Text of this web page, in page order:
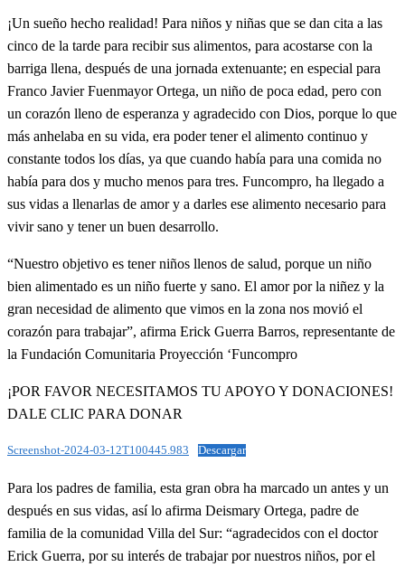
¡Un sueño hecho realidad! Para niños y niñas que se dan cita a las
cinco de la tarde para recibir sus alimentos, para acostarse con la
barriga llena, después de una jornada extenuante; en especial para
Franco Javier Fuenmayor Ortega, un niño de poca edad, pero con
un corazón lleno de esperanza y agradecido con Dios, porque lo que
más anhelaba en su vida, era poder tener el alimento continuo y
constante todos los días, ya que cuando había para una comida no
había para dos y mucho menos para tres. Funcompro, ha llegado a
sus vidas a llenarlas de amor y a darles ese alimento necesario para
vivir sano y tener un buen desarrollo.
“Nuestro objetivo es tener niños llenos de salud, porque un niño
bien alimentado es un niño fuerte y sano. El amor por la niñez y la
gran necesidad de alimento que vimos en la zona nos movió el
corazón para trabajar”, afirma Erick Guerra Barros, representante de
la Fundación Comunitaria Proyección ‘Funcompro
¡POR FAVOR NECESITAMOS TU APOYO Y DONACIONES!
DALE CLIC PARA DONAR
Screenshot-2024-03-12T100445.983 Descargar
Para los padres de familia, esta gran obra ha marcado un antes y un
después en sus vidas, así lo afirma Deismary Ortega, padre de
familia de la comunidad Villa del Sur: “agradecidos con el doctor
Erick Guerra, por su interés de trabajar por nuestros niños, por el